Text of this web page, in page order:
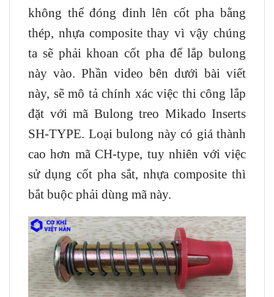
không thể đóng đinh lên cốt pha bằng
thép, nhựa composite thay vì vậy chúng
ta sẽ phải khoan cốt pha để lắp bulong
này vào. Phần video bên dưới bài viết
này, sẽ mô tả chính xác việc thi công lắp
đặt với mã Bulong treo Mikado Inserts
SH-TYPE. Loại bulong này có giá thành
cao hơn mã CH-type, tuy nhiên với việc
sử dụng cốt pha sắt, nhựa composite thì
bắt buộc phải dùng mã này.